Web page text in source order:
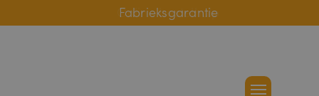
Online bestelhulp
Fabrieksgarantie